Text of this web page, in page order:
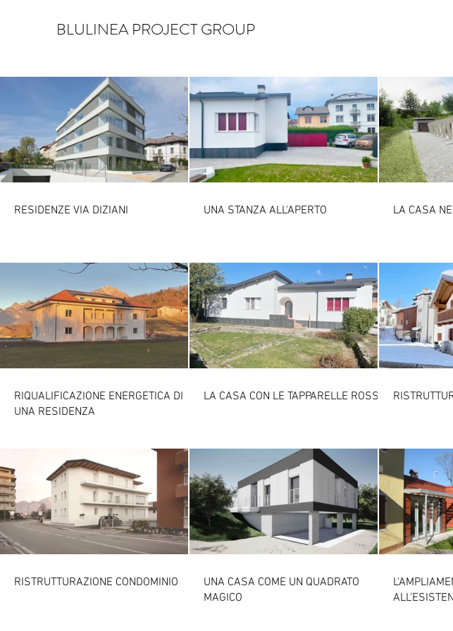
BLULINEA PROJECT GROUP
RESIDENZE VIA DIZIANI UNA STANZA ALL'APERTO LA CASA
RIQUALIFICAZIONE ENERGETICA DI
UNA RESIDENZA
LA CASA CON LE TAPPARELLE ROSSE
RISTRUTTURAZIONE CONDOMINIO
UNA CASA COME UN QUADRATO
MAGICO